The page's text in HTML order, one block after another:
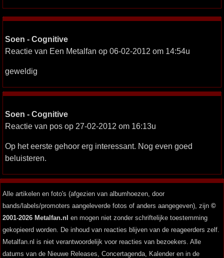
Soen - Cognitive
Reactie van Een Metalfan op 06-02-2012 om 14:54u
geweldig
Soen - Cognitive
Reactie van pos op 27-02-2012 om 16:13u
Op het eerste gehoor erg interessant. Nog even goed
beluisteren.
Alle artikelen en foto's (afgezien van albumhoezen, door
bands/labels/promoters aangeleverde fotos of anders aangegeven), zijn ©
2001-2026 Metalfan.nl en mogen niet zonder schriftelijke toestemming
gekopieerd worden. De inhoud van reacties blijven van de reageerders zelf.
Metalfan.nl is niet verantwoordelijk voor reacties van bezoekers. Alle
datums van de Nieuwe Releases, Concertagenda, Kalender en in de